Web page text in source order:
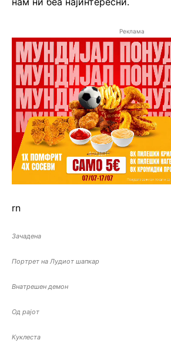
Реклама
rn
Зачадена
Портрет на Лудиот шапкар
Внатрешен демон
Од рајот
Куклеста